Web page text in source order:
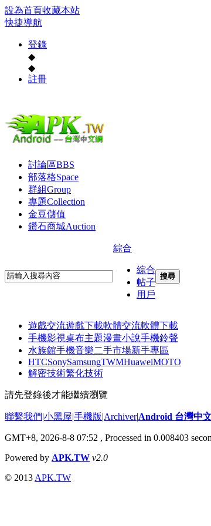
設為首頁收藏本站
快捷導航
登錄
◆
◆
註冊
討論區BBS
部落格Space
群組Group
專題Collection
金豆儲值
鑽石商城Auction
綜合
綜合
帖子
用戶
搜尋
遊戲交流遊戲下載軟體交流軟體下載
手機影視桌布主題漫畫小說手機鈴聲
水族館手機音樂二手市場新手專區
HTCSonySamsungTWMHuaweiMOTO
解密技術繁化技術
請先登錄後才能繼續瀏覽
聯繫我們|小黑屋|手機版|Archiver|Android 台灣中
GMT+8, 2026-8-8 07:52 , Processed in 0.008403
Powered by APK.TW v2.0
© 2013 APK.TW